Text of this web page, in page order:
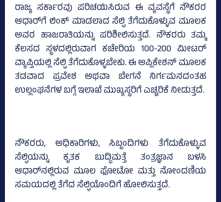
ರಾಜ್ಯ ಸರ್ಕಾರವು ಪರಿಚಯಿಸಿರುವ ಈ ವ್ಯವಸ್ಥೆಗೆ ನೌಕರರ
ಆಧಾರ್‌ಗೆ ಲಿಂಕ್ ಮಾಡಲಾದ ಸೆಲ್ಫಿ ತೆಗೆದುಕೊಳ್ಳುವ ಮೂಲಕ
ಅವರ ಹಾಜರಾತಿಯನ್ನು ಪರಿಶೀಲಿಸುತ್ತದೆ. ನೌಕರರು ತಮ್ಮ
ಕೆಲಸದ ಸ್ಥಳದಲ್ಲಿರುವಾಗ ಕಚೇರಿಯ 100-200 ಮೀಟರ್
ವ್ಯಾಪ್ತಿಯಲ್ಲಿ ಸೆಲ್ಫಿ ತೆಗೆದುಕೊಳ್ಳಬೇಕು. ಈ ಅಪ್ಲಿಕೇಶನ್ ಮೂಲಕ
ತಡವಾದ ಪ್ರವೇಶ ಅಥವಾ ಬೇಗನೆ ನಿರ್ಗಮನದಂತಹ
ಉಲ್ಲಂಘನೆಗಳ ಬಗ್ಗೆ ಇಲಾಖೆ ಮುಖ್ಯಸ್ಥರಿಗೆ ಎಚ್ಚರಿಕೆ ನೀಡುತ್ತದೆ.
ನೌಕರರು, ಅಧಿಕಾರಿಗಳು, ಸಿಬ್ಬಂದಿಗಳು ತೆಗೆದುಕೊಳ್ಳುವ
ಸೆಲ್ಫಿಯನ್ನು ಕೃತಕ ಬುದ್ಧಿಮತ್ತೆ ತಂತ್ರಜ್ಞಾನ ಬಳಸಿ
ಆಧಾರ್‌ನಲ್ಲಿರುವ ಮೂಲ ಫೋಟೋ ಮತ್ತು ನೋಂದಣಿಯ
ಸಮಯದಲ್ಲಿ ತೆಗೆದ ಸೆಲ್ಫಿಯೊಂದಿಗೆ ಹೋಲಿಸುತ್ತದೆ.